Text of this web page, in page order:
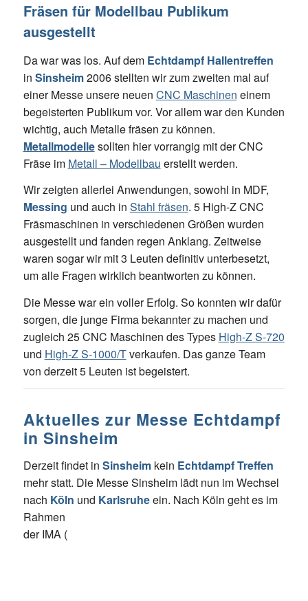
Fräsen für Modellbau Publikum
ausgestellt
Da war was los. Auf dem Echtdampf Hallentreffen
in Sinsheim2006 stellten wir zum zweiten mal auf
einer Messe unsere neuen CNC Maschinen einem
begeisterten Publikum vor. Vor allem war den Kunden
wichtig, auch Metalle fräsen zu können.
Metallmodellesollten hier vorrangig mit der CNC
Fräse im Metall – Modellbau erstellt werden.
Wir zeigten allerlei Anwendungen, sowohl in MDF,
Messing und auch in Stahl fräsen. 5 High-Z CNC
Fräsmaschinen in verschiedenen Größen wurden
ausgestellt und fanden regen Anklang. Zeitweise
waren sogar wir mit 3 Leuten definitiv unterbesetzt,
um alle Fragen wirklich beantworten zu können.
Die Messe war ein voller Erfolg. So konnten wir dafür
sorgen, die junge Firma bekannter zu machen und
zugleich 25 CNC Maschinen des Types High-Z S-720
und High-Z S-1000/Tverkaufen. Das ganze Team
von derzeit 5 Leuten ist begeistert.
Aktuelles zur Messe Echtdampf
in Sinsheim
Derzeit findet in Sinsheimkein Echtdampf Treffen
mehr statt. Die Messe Sinsheim lädt nun im Wechsel
nach Köln und Karlsruheein. Nach Köln geht es im
Rahmen
der IMA (